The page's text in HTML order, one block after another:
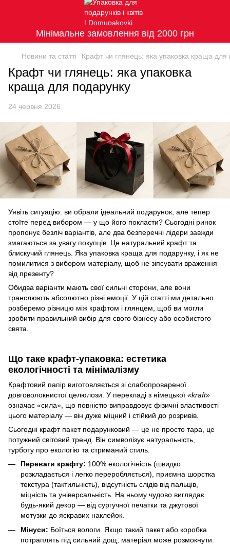
Мінімальне замовлення від 2000 грн
Новини та статті Крафт чи глянець: яка упаковка краща для
Крафт чи глянець: яка упаковка
краща для подарунку
24 червня 2026
Уявіть ситуацію: ви обрали ідеальний подарунок, але тепер
стоїте перед вибором — у що його покласти? Сьогодні ринок
пропонує безліч варіантів, але два безперечні лідери завжди
змагаються за увагу покупців. Це натуральний крафт та
блискучий глянець. Яка упаковка краща для подарунку, і як не
помилитися з вибором матеріалу, щоб не зіпсувати враження
від презенту?
Обидва варіанти мають свої сильні сторони, але вони
транслюють абсолютно різні емоції. У цій статті ми детально
розберемо різницю між крафтом і глянцем, щоб ви могли
зробити правильний вибір для свого бізнесу або особистого
свята.
Що таке крафт-упаковка: естетика
екологічності та мінімалізму
Крафтовий папір виготовляється зі слабопровареної
довговолокнистої целюлози. У перекладі з німецької «kraft»
означає «сила», що повністю виправдовує фізичні властивості
цього матеріалу — він дуже міцний і стійкий до розривів.
Сьогодні крафт пакет подарунковий — це не просто тара, це
потужний світовий тренд. Він символізує натуральність,
турботу про екологію та стриманий стиль.
Переваги крафту: 100% екологічність (швидко
розкладається і легко переробляється), приємна шорстка
текстура (тактильність), відсутність слідів від пальців,
міцність та універсальність. На ньому чудово виглядає
будь-який декор — від сургучної печатки та джутової
мотузки до яскравих наклейок.
Мінуси: Боїться вологи. Якщо такий пакет або коробка
потраплять під сильний дощ, матеріал може розмокнути.